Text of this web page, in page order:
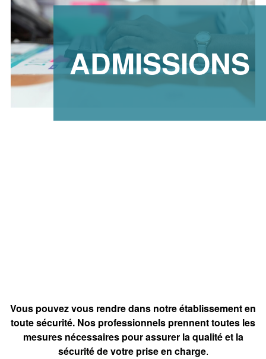
ADMISSIONS
Vous pouvez vous rendre dans notre établissement en
toute sécurité. Nos professionnels prennent toutes les
mesures nécessaires pour assurer la qualité et la
sécurité de votre prise en charge.